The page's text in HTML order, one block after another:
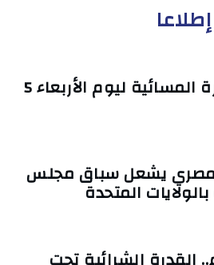
تونس الآن/ النشرة المسائية ليوم الأربعاء 5
يشعل سباق مجلس
المتحدة